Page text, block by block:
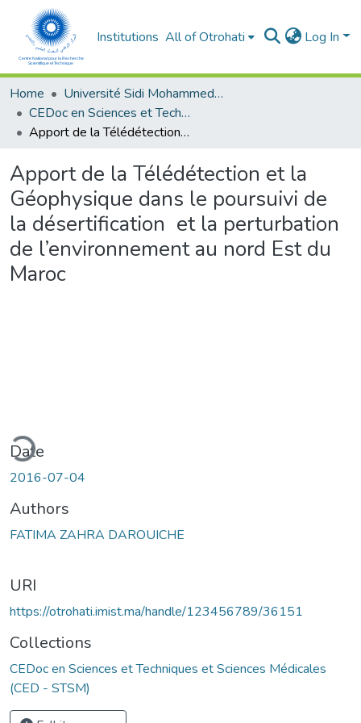
Institutions All of Otrohati Log In
Home
Université Sidi Mohammed Ben Abdellah - Fès
CEDoc en Sciences et Techniques et Sciences Médicales (CED - STSM)
Apport de la Télédétection et la Géophysique dans le poursuivi de la désertification et la perturbation de l’environnement au nord Est du Maroc
Apport de la Télédétection et la
Géophysique dans le poursuivi de
la désertification et la perturbation
de l’environnement au nord Est du
Maroc
Date
2016-07-04
Authors
FATIMA ZAHRA DAROUICHE
URI
https://otrohati.imist.ma/handle/123456789/36151
Collections
CEDoc en Sciences et Techniques et Sciences Médicales
(CED - STSM)